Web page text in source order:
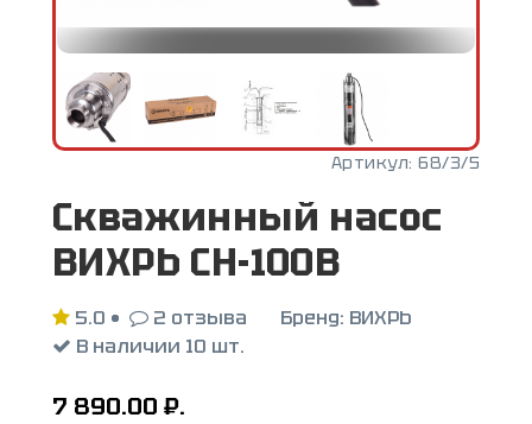
Артикул: 68/3/5
Скважинный насос
ВИХРЬ СН-100В
5.0 • 2 отзыва Бренд: ВИХРЬ
В наличии 10 шт.
7 890.00 ₽.